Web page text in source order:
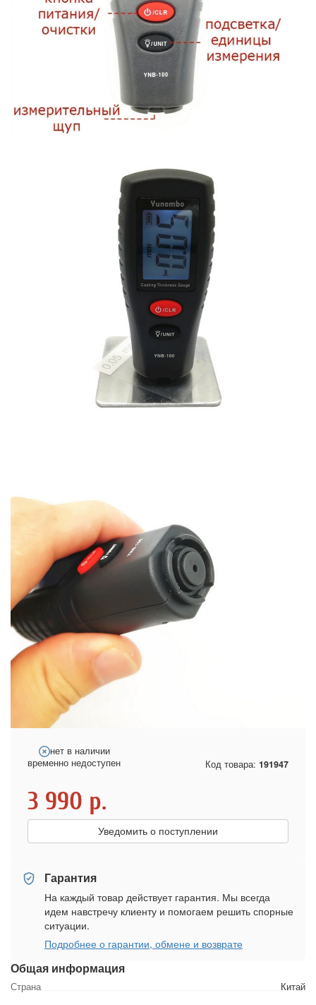
Общая информация
Страна Китай
нет в наличии
временно недоступен
Код товара: 191947
3 990 р.
Уведомить о поступлении
Гарантия
На каждый товар действует гарантия. Мы всегда
идем навстречу клиенту и помогаем решить спорные
ситуации.
Подробнее о гарантии, обмене и возврате